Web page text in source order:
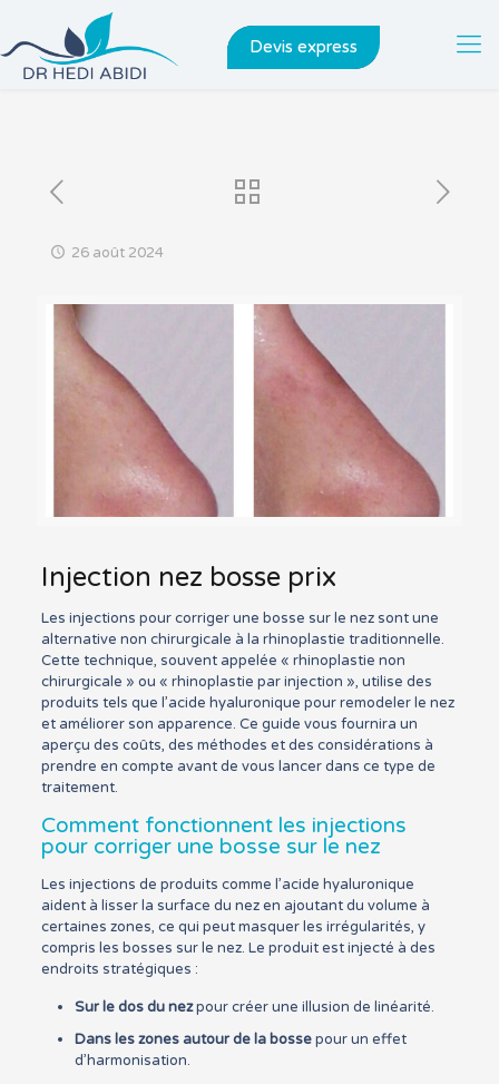
Devis express
26 août 2024
Injection nez bosse prix
Les injections pour corriger une bosse sur le nez sont une
alternative non chirurgicale à la rhinoplastie traditionnelle.
Cette technique, souvent appelée « rhinoplastie non
chirurgicale » ou « rhinoplastie par injection », utilise des
produits tels que l’acide hyaluronique pour remodeler le nez
et améliorer son apparence. Ce guide vous fournira un
aperçu des coûts, des méthodes et des considérations à
prendre en compte avant de vous lancer dans ce type de
traitement.
Comment fonctionnent les injections
pour corriger une bosse sur le nez
Les injections de produits comme l’acide hyaluronique
aident à lisser la surface du nez en ajoutant du volume à
certaines zones, ce qui peut masquer les irrégularités, y
compris les bosses sur le nez. Le produit est injecté à des
endroits stratégiques :
Sur le dos du nezpour créer une illusion de linéarité.
Dans les zones autour de la bossepour un effet
d’harmonisation.